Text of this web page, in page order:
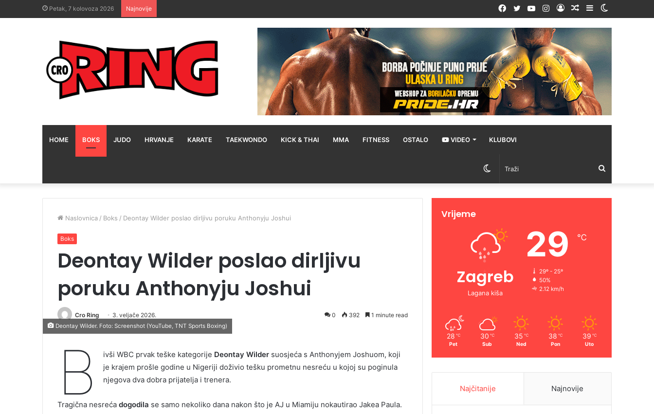
Petak, 7 kolovoza 2026 Najnovije Sidebar
Random
Prijava
Instagram
YouTube
Twitter
Facebook
HOME BOKS JUDO HRVANJE KARATE TAEKWONDO KICK & THAI MMA FITNESS OSTALO VIDEO KLUBOVI
Traži
Switch
skin
Naslovnica / Boks / Deontay Wilder poslao dirljivu poruku Anthonyju Joshui
Boks
Deontay Wilder poslao dirljivu
poruku Anthonyju Joshui
Cro Ring 3. veljače 2026. 0 392 1 minute read
Deontay Wilder. Foto: Screenshot (YouTube, TNT Sports Boxing)
B ivši WBC prvak teške kategorije Deontay Wilder suosjeća s Anthonyjem Joshuom, koji
je krajem prošle godine u Nigeriji doživio tešku prometnu nesreću u kojoj su poginula
njegova dva dobra prijatelja i trenera.
Tragična nesreća dogodila se samo nekoliko dana nakon što je AJ u Miamiju nokautirao Jakea Paula.
Vrijeme
Zagreb
Lagana kiša
29 ℃
29º - 25º
50%
2.12 km/h
28 ℃
Pet
30 ℃
Sub
35 ℃
Ned
38 ℃
Pon
39 ℃
Uto
Najčitanije Najnovije